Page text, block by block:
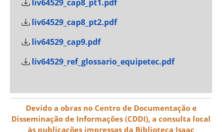
liv64529_cap8_pt1.pdf
liv64529_cap8_pt2.pdf
liv64529_cap9.pdf
liv64529_ref_glossario_equipetec.pdf
Devido a obras no Centro de Documentação e
Disseminação de Informações (CDDI), a consulta local
às publicações impressas da Biblioteca Isaac